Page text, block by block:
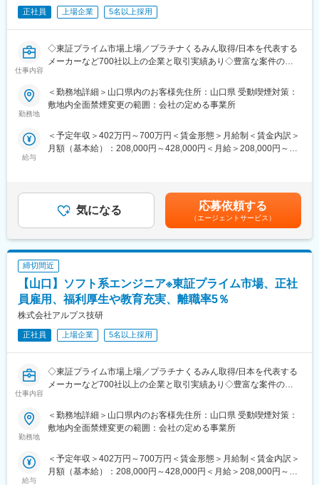
派遣先メーカーは700社以上。自動車関連から家電、精密機器、
半導体、工作機器、ソフト、医療、航空宇宙など業種も幅広く、
大手有名メーカーとも多数取引があります。
■電気・電子分野の研修例
・電子回路の計測技術
・トランジスタ回路の設計・評価技術
・オペアンプ回路の設計・評価技術 等
■希望勤務地が通りやすい・キャリアチェンジ可
配属先については希望の職種・勤務地をできる限り尊重します。
れば、声をあげて頂き、スキルが足りなくても、どの案件でどん
なスキルを身に着けるべきかを教えてもらえる環境であり、希望
■評価制度が明確
同社の評価制度はすべてポイント制で、何をしたら何点/何点取得
で昇格等、評価を定量的にしている為、曖昧になることなく、頑
張りは必ず繁栄される評価制度を確立しています。
■同社について
同社は1968年の創業以来、「技術者集団」として事業成長を続
け、東証プライム上場の安定性を誇ります。
派遣先メーカーは700社以上。自動車関連から家電、精密機器、
半導体、工作機器、ソフト、医療、航空宇宙など業種も幅広く、
大手有名メーカーとも多数取引があります。
正社員 上場企業 5名以上採用
仕事内容
◇東証プライム市場上場／プラチナくるみん取得/日本を代表する
メーカーなど700社以上の企業と取引実績あり◇豊富な案件の中
クトへ配属！営業所と社員同士の横のつながりも大事にする企業
◇
電気系のエンジニアとして、最先端メカトロニクス分野の電気・
電子回路設計や解析・評価業務を中心とした一連の業務をお任せ
◇業務詳細：
【具体的な業務】
アナログ・デジタル回路設計、マイコン設計、光学設計業務
【案件例】
・IoT、5GシステムLSI回路設計／産業機器、ロボットの制御回路
設計
■主な取引先■
・自動車関連企業
・電気機器メーカー
・精密機器メーカー
※ご希望の勤務地に沿って、派遣先を決定します。就業開始後も、
ません）
同社では多くのエンジニアが大手メーカー、IT企業の開発部門で
活躍中であり、ものづくりの上流工程案件に多数携わることがで
勤務地
＜勤務地詳細＞山口県内のお客様先住所：山口県 受動喫煙対策：
敷地内全面禁煙変更の範囲：会社の定める事業所
給与
＜予定年収＞402万円～700万円＜賃金形態＞月給制＜賃金内訳＞
月額（基本給）：208,000円～428,000円＜月給＞208,000円～
か、役職ポスト給（最大70,000円）資格取得報奨金、単身赴任手
当、Web手当、交代勤務手当など賃金はあくまでも目安の金額で
あり、選考を通じて上下する可能性があります。月給(月額)は固定
手当を含めた表記です。
気になる 応募依頼する
（エージェントサービス）
締切間近
【山口】ソフト系エンジニア※東証プライム市場、正社
員雇用、福利厚生や教育充実、離職率5％
株式会社アルプス技研
正社員 上場企業 5名以上採用
仕事内容
◇東証プライム市場上場／プラチナくるみん取得/日本を代表する
メーカーなど700社以上の企業と取引実績あり◇豊富な案件の中
クトへ配属！営業所と社員同士の横のつながりも大事にする企業
◇
ソフト系開発案件の上流工程を中心とした一連の開発工程をお任
せします。あなたの経験・スキル・希望を考慮し、最適なプロジ
勤務地
＜勤務地詳細＞山口県内のお客様先住所：山口県 受動喫煙対策：
敷地内全面禁煙変更の範囲：会社の定める事業所
給与
＜予定年収＞402万円～700万円＜賃金形態＞月給制＜賃金内訳＞
月額（基本給）：208,000円～428,000円＜月給＞208,000円～